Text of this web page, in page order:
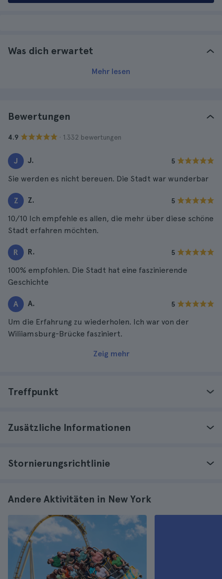
Was dich erwartet
Mehr lesen
Bewertungen
4.9 · 1.332 bewertungen
J J. 5
Sie werden es nicht bereuen. Die Stadt war wunderbar
Z Z. 5
10/10 Ich empfehle es allen, die mehr über diese schöne
Stadt erfahren möchten.
R R. 5
100% empfohlen. Die Stadt hat eine faszinierende
Geschichte
A A. 5
Um die Erfahrung zu wiederholen. Ich war von der
Wiliiamsburg-Brücke fasziniert.
Zeig mehr
Treffpunkt
Zusätzliche Informationen
Stornierungsrichtlinie
Andere Aktivitäten in New York